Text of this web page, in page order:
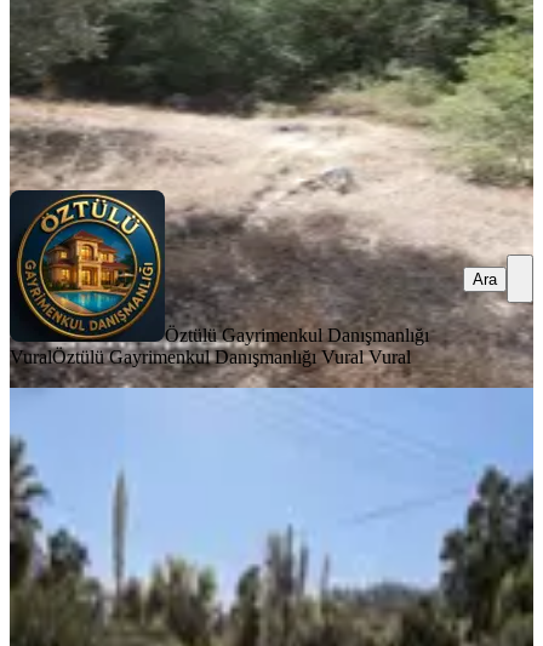
Öztülü Gayrimenkul Danışmanlığı VuralÖztülü Gayrimenkul
Danışmanlığı Vural Vural
Ara
Öztülü Gayrimenkul Danışmanlığı
VuralÖztülü Gayrimenkul Danışmanlığı Vural Vural
Ara
35.714/m²
35.000.000 ₺